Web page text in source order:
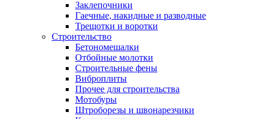
Заклепочники
Гаечные, накидные и разводные
Трещотки и воротки
Строительство
Бетономешалки
Отбойные молотки
Строительные фены
Виброплиты
Прочее для строительства
Мотобуры
Штроборезы и швонарезчики